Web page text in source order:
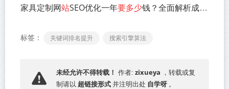
家具定制网站SEO优化一年要多少钱？全面解析成本构成
标签： 关键词排名提升 搜索引擎算法
未经允许不得转载！ 作者: zixueya
，转载或复
制请以 超链接形式 并注明出处 自学呀 。